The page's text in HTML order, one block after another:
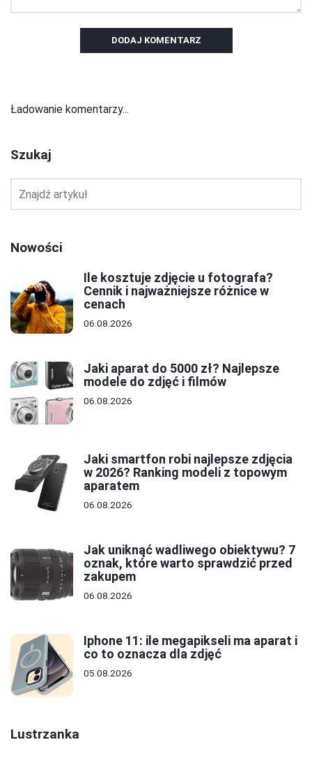
DODAJ KOMENTARZ
Ładowanie komentarzy...
Szukaj
Nowości
Ile kosztuje zdjęcie u fotografa?
Cennik i najważniejsze różnice w
cenach
06.08.2026
Jaki aparat do 5000 zł? Najlepsze
modele do zdjęć i filmów
06.08.2026
Jaki smartfon robi najlepsze zdjęcia
w 2026? Ranking modeli z topowym
aparatem
06.08.2026
Jak uniknąć wadliwego obiektywu? 7
oznak, które warto sprawdzić przed
zakupem
06.08.2026
Iphone 11: ile megapikseli ma aparat i
co to oznacza dla zdjęć
05.08.2026
Lustrzanka